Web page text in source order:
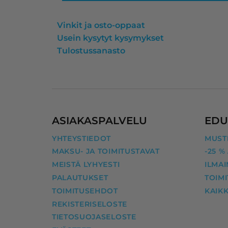
oikeaa vastaavaa yhteensopivaa
kasettia, jonka myös uskalsin
tilata.
Vinkit ja osto-oppaat
Usein kysytyt kysymykset
Tulostussanasto
ASIAKASPALVELU
YHTEYSTIEDOT
MAKSU- JA TOIMITUSTAVAT
MEISTÄ LYHYESTI
PALAUTUKSET
TOIMITUSEHDOT
REKISTERISELOSTE
TIETOSUOJASELOSTE
-25 %